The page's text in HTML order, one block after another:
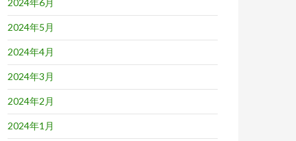
2024年6月
2024年5月
2024年4月
2024年3月
2024年2月
2024年1月